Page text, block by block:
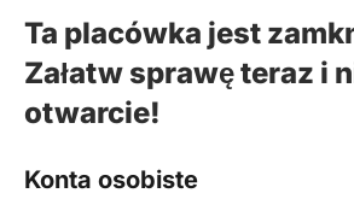
Ta placówka jest
Załatw sprawę teraz i
otwarcie!
Konta osobiste